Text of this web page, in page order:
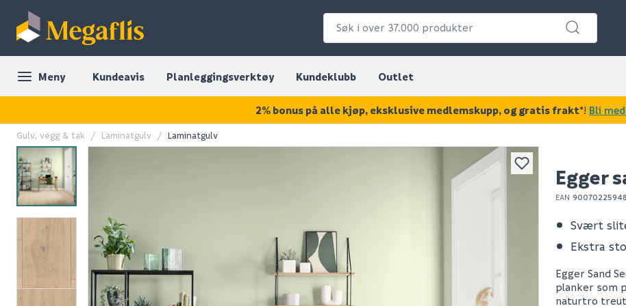
Meny Kundeavis Planleggingsverktøy Kundeklubb Outlet
KAN DISSE VÆRE AV INTERESSE?
Gulv, vegg & tak Laminatgulv Laminatgulv
Egger
EAN
Svært
Ekstra
Egger Sand
planker som
naturtro
2% bonus på alle kjøp, eksklusive medlemskupp, og gratis frakt*! Bli